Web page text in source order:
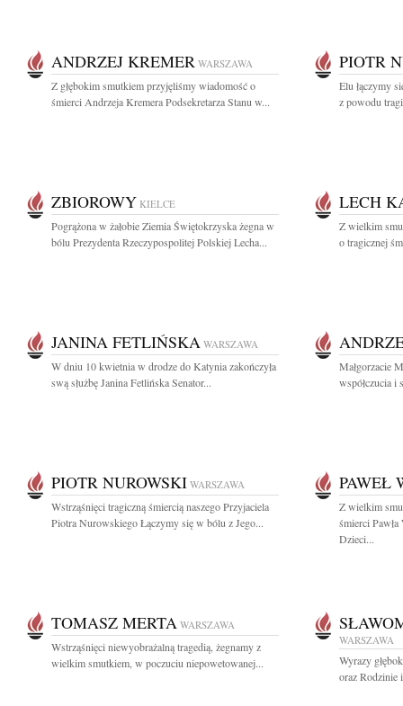
ANDRZEJ KREMER WARSZAWA
Z głębokim smutkiem przyjęliśmy wiadomość o
śmierci Andrzeja Kremera Podsekretarza Stanu w...
PIOTR
Elu łączymy
z powodu
ZBIOROWY KIELCE
Pogrążona w żałobie Ziemia Świętokrzyska żegna w
bólu Prezydenta Rzeczypospolitej Polskiej Lecha...
LECH
Z wielkim
o tragicznej
JANINA FETLIŃSKA WARSZAWA
W dniu 10 kwietnia w drodze do Katynia zakończyła
swą służbę Janina Fetlińska Senator...
Małgorzacie
współczucia i
PIOTR NUROWSKI WARSZAWA
Wstrząśnięci tragiczną śmiercią naszego Przyjaciela
Piotra Nurowskiego Łączymy się w bólu z Jego...
PAWEŁ
Z wielkim
śmierci
Dzieci...
TOMASZ MERTA WARSZAWA
Wstrząśnięci niewyobrażalną tragedią, żegnamy z
wielkim smutkiem, w poczuciu niepowetowanej...
WARSZAWA
Wyrazy
oraz Rodzinie